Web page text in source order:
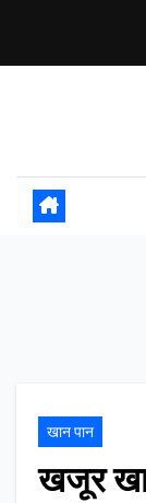
खान पान
खजूर